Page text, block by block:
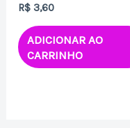
R$ 3,60
ADICIONAR AO
CARRINHO